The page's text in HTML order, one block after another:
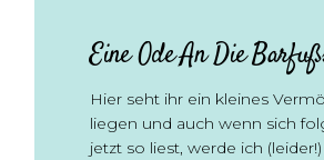
Eine Ode An Die
Hier seht ihr ein kleines
liegen und auch wenn sich
jetzt so liest, werde ich